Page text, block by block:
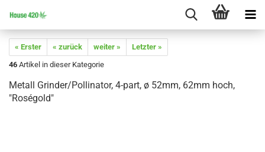
« Erster « zurück weiter »
Letzter »
46 Artikel in dieser Kategorie
Metall Grinder/Pollinator, 4-part, ø 52mm, 62mm hoch,
"Roségold"